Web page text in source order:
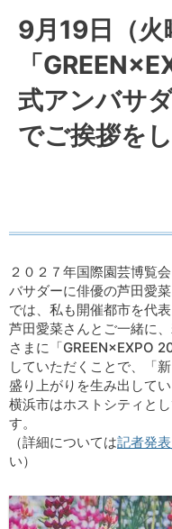
フォトダイアリー 2023年9
9月19日（火曜日）「
ダー就任記者発表会でご挨
9月19日（火
「
式アンバサ
でご挨拶を
２０２７年国際園芸博覧
バサダーに俳優の芦田愛
では、私も開催都市を代
芦田愛菜さんとご一緒に
さまに「GREEN×EXPO
していただくことで、「
盛り上がりを生み出して
横浜市はホストシティと
す。
（詳細については記者発
い）